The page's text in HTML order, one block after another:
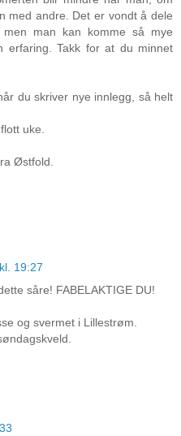
med andre. Det er vondt å dele
man kan komme så mye
erfaring. Takk for at du minnet
du skriver nye innlegg, så helt
uke.
Østfold.
19:27
såre! FABELAKTIGE DU!
og svermet i Lillestrøm.